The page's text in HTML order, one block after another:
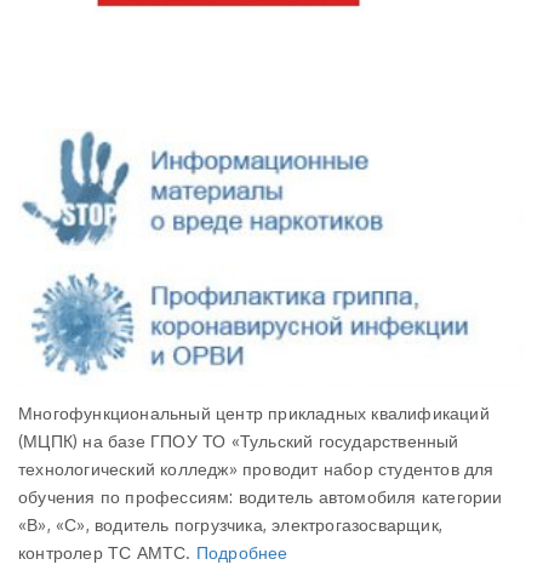
Многофункциональный центр прикладных квалификаций
(МЦПК) на базе ГПОУ ТО «Тульский государственный
технологический колледж» проводит набор студентов для
обучения по профессиям: водитель автомобиля категории
«В», «С», водитель погрузчика, электрогазосварщик,
контролер ТС АМТС. Подробнее